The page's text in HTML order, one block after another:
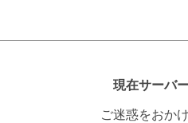
現在サーバ
ご迷惑をおか